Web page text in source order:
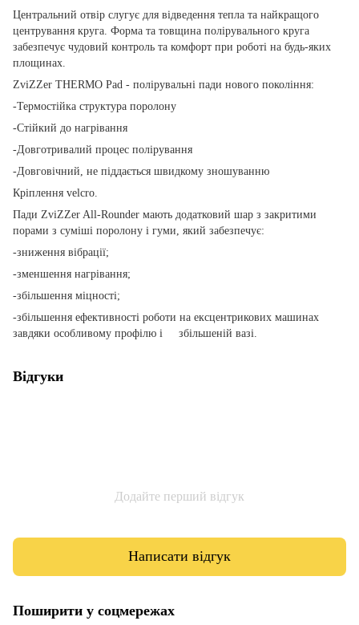
Центральний отвір слугує для відведення тепла та найкращого
центрування круга. Форма та товщина полірувального круга
забезпечує чудовий контроль та комфорт при роботі на будь-яких
площинах.
ZviZZer THERMO Pad - полірувальні пади нового покоління:
-Термостійка структура поролону
-Стійкий до нагрівання
-Довготривалий процес полірування
-Довговічний, не піддається швидкому зношуванню
Кріплення velcro.
Пади ZviZZer All-Rounder мають додатковий шар з закритими
порами з суміші поролону і гуми, який забезпечує:
-зниження вібрації;
-зменшення нагрівання;
-збільшення міцності;
-збільшення ефективності роботи на ексцентрикових машинах
завдяки особливому профілю і збільшеній вазі.
Відгуки
Додайте перший відгук
Написати відгук
Поширити у соцмережах